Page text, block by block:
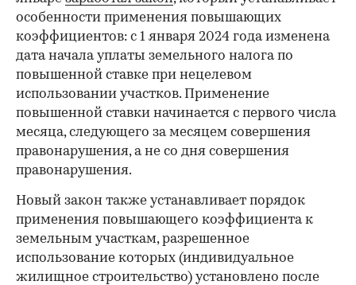
особенности применения повышающих
коэффициентов: с 1 января 2024 года изменена
дата начала уплаты земельного налога по
повышенной ставке при нецелевом
использовании участков. Применение
повышенной ставки начинается с первого числа
месяца, следующего за месяцем совершения
правонарушения, а не со дня совершения
правонарушения.
Новый закон также устанавливает порядок
применения повышающего коэффициента к
земельным участкам, разрешенное
использование которых (индивидуальное
жилищное строительство) установлено после